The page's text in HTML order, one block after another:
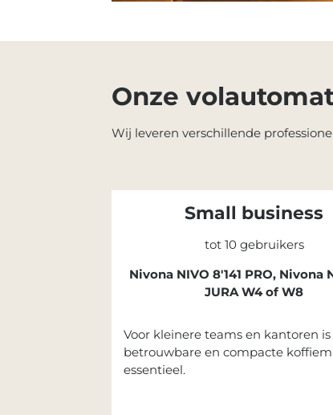
Onze
Wij leveren verschillende
Small business
tot 10 gebruikers
Nivona NIVO 8'141 PRO, Nivona
JURA W4 of W8
Voor kleinere teams en kantoren is
betrouwbare en compacte
essentieel.